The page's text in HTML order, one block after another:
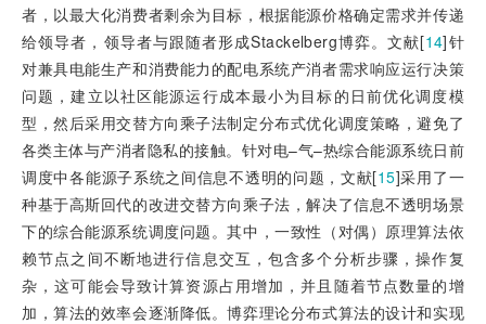
者，以最大化消费者剩余为目标，根据能源价格确定需求并传递
给领导者，领导者与跟随者形成Stackelberg博弈。文献[14]针
对兼具电能生产和消费能力的配电系统产消者需求响应运行决策
问题，建立以社区能源运行成本最小为目标的日前优化调度模
型，然后采用交替方向乘子法制定分布式优化调度策略，避免了
各类主体与产消者隐私的接触。针对电–气–热综合能源系统日前
调度中各能源子系统之间信息不透明的问题，文献[15]采用了一
种基于高斯回代的改进交替方向乘子法，解决了信息不透明场景
下的综合能源系统调度问题。其中，一致性（对偶）原理算法依
赖节点之间不断地进行信息交互，包含多个分析步骤，操作复
杂，这可能会导致计算资源占用增加，并且随着节点数量的增
加，算法的效率会逐渐降低。博弈理论分布式算法的设计和实现